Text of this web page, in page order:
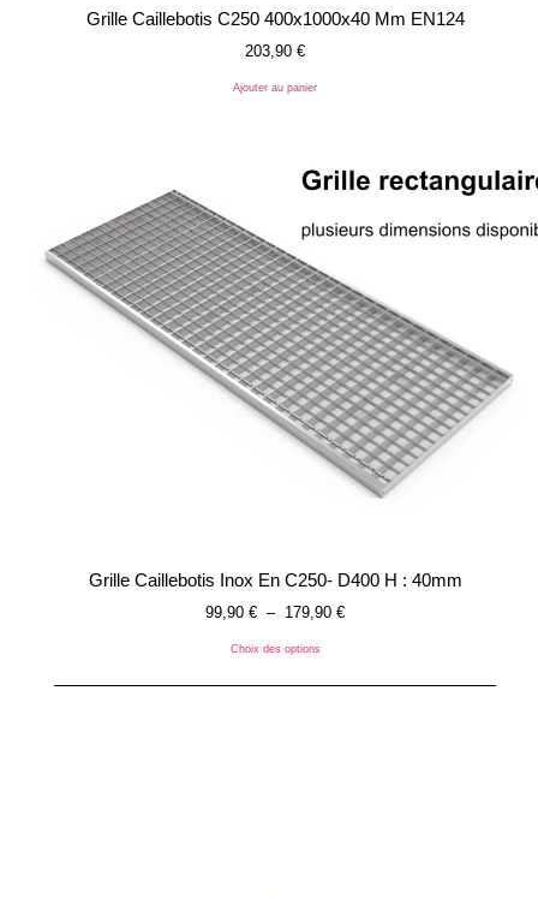
Grille Caillebotis C250 400x1000x40 Mm EN124
203,90 €
Ajouter au panier
Grille Caillebotis Inox En C250- D400 H : 40mm
99,90 € – 179,90 €
Choix des options